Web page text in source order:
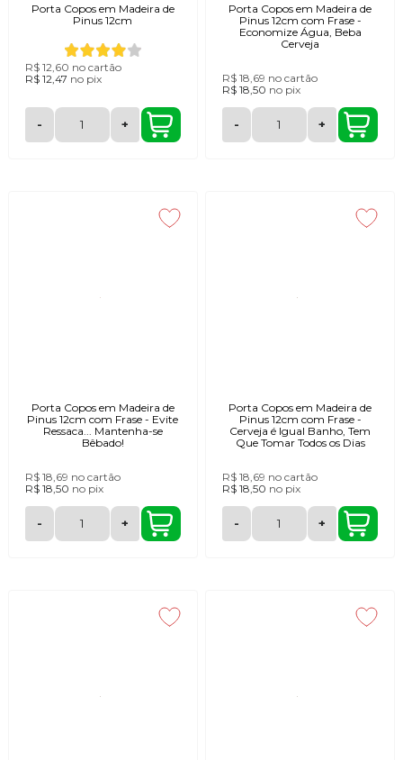
Porta Copos em Madeira de
Pinus 12cm
R$ 12,60 no cartão
R$ 12,47 no pix
- +
Porta Copos em Madeira de
Pinus 12cm com Frase -
Economize Água, Beba
Cerveja
R$ 18,69 no cartão
R$ 18,50 no pix
- +
Porta Copos em Madeira de
Pinus 12cm com Frase - Evite
Ressaca... Mantenha-se
Bêbado!
R$ 18,69 no cartão
R$ 18,50 no pix
- +
Porta Copos em Madeira de
Pinus 12cm com Frase -
Cerveja é Igual Banho, Tem
Que Tomar Todos os Dias
R$ 18,69 no cartão
R$ 18,50 no pix
- +